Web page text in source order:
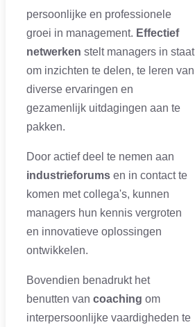
persoonlijke en professionele
groei in management. Effectief
netwerken stelt managers in staat
om inzichten te delen, te leren van
diverse ervaringen en
gezamenlijk uitdagingen aan te
pakken.
Door actief deel te nemen aan
industrieforums en in contact te
komen met collega's, kunnen
managers hun kennis vergroten
en innovatieve oplossingen
ontwikkelen.
Bovendien benadrukt het
benutten van coaching om
interpersoonlijke vaardigheden te